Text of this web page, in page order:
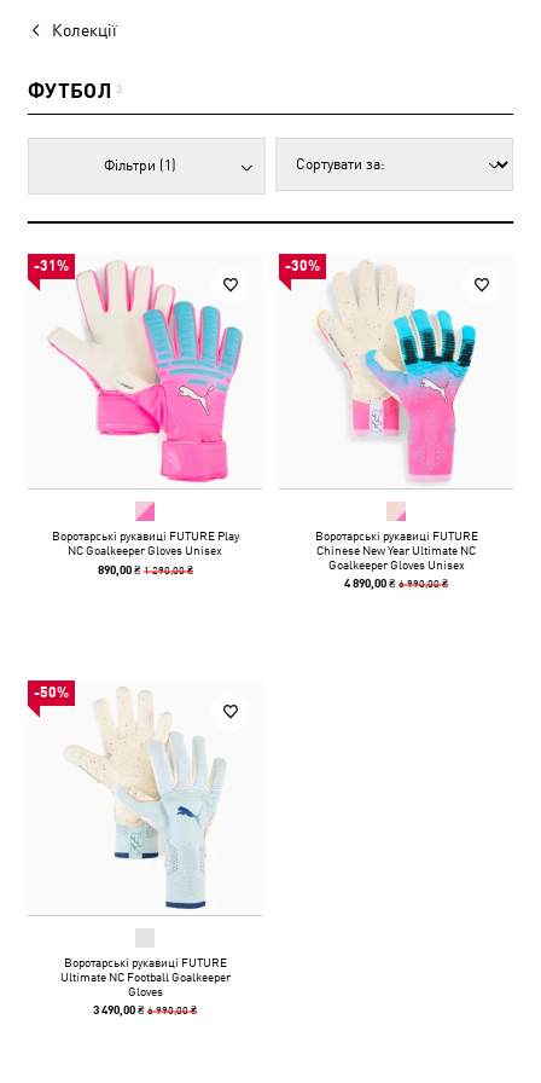
Колекції
ФУТБОЛ 3
Фільтри (1)
-31%
Воротарські рукавиці FUTURE Play
NC Goalkeeper Gloves Unisex
890,00 ₴ 1 290,00 ₴
-30%
Воротарські рукавиці FUTURE
Chinese New Year Ultimate NC
Goalkeeper Gloves Unisex
4 890,00 ₴6 990,00 ₴
-50%
Воротарські рукавиці FUTURE
Ultimate NC Football Goalkeeper
Gloves
3 490,00 ₴6 990,00 ₴